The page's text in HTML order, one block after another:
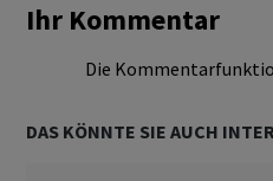
Ihr Kommentar
Die
DAS KÖNNTE SIE AUCH